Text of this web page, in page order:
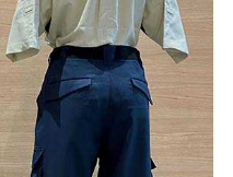
Co.,Ltd.